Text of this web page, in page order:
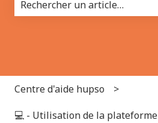
Centre d'aide hupso
💻 - Utilisation de la plateforme